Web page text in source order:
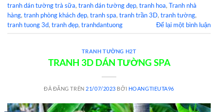
tranh dán tường trà sữa, tranh dán tường đẹp, tranh hoa, Tranh nhà
hàng, tranh phòng khách đẹp, tranh spa, tranh trần 3D, tranh tường,
tranh tuong 3d, tranh đẹp, tranhdantuong Để lại một bình luận
TRANH TƯỜNG H2T
TRANH 3D DÁN TƯỜNG SPA
ĐÃ ĐĂNG TRÊN 21/07/2023 BỞI HOANGTIEUTA96